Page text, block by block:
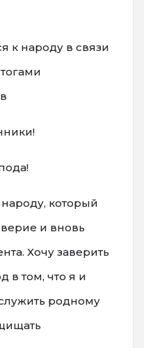
к народу в связи
который
и вновь
Хочу заверить
в том, что я и
родному